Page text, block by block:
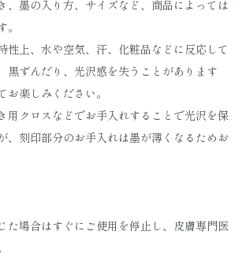
、墨の入り方、サイズなど、商品によっては
性上、水や空気、汗、化粧品などに反応して
黒ずんだり、光沢感を失うことがあります
楽しみください。
用クロスなどでお手入れすることで光沢を保
、刻印部分のお手入れは墨が薄くなるためお
た場合はすぐにご使用を停止し、皮膚専門医